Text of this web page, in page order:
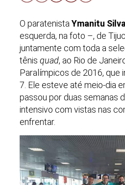
O paratenista Ymanitu Silva
esquerda, na foto –, de
juntamente com toda a
tênis quad, ao Rio de
Paralímpicos de 2016, que
7. Ele esteve até meio-dia
passou por duas semanas
intensivo com vistas nas
enfrentar.